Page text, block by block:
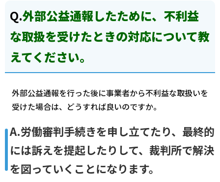
Q.外部公益通報したために、不利益
な取扱を受けたときの対応について教
えてください。
外部公益通報を行った後に事業者から不利益な取扱いを
受けた場合は、どうすれば良いのですか。
A.労働審判手続きを申し立てたり、最終的
には訴えを提起したりして、裁判所で解決
を図っていくことになります。